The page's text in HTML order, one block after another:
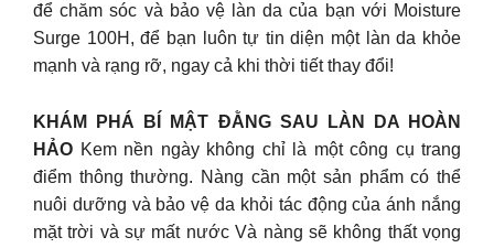
để chăm sóc và bảo vệ làn da của bạn với Moisture
Surge 100H, để bạn luôn tự tin diện một làn da khỏe
mạnh và rạng rỡ, ngay cả khi thời tiết thay đổi!
KHÁM PHÁ BÍ MẬT ĐẰNG SAU LÀN DA HOÀN
HẢO Kem nền ngày không chỉ là một công cụ trang
điểm thông thường. Nàng cần một sản phẩm có thể
nuôi dưỡng và bảo vệ da khỏi tác động của ánh nắng
mặt trời và sự mất nước Và nàng sẽ không thất vọng